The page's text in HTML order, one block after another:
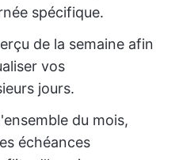
spécifique.
de la semaine afin
vos
jours.
du mois,
échéances